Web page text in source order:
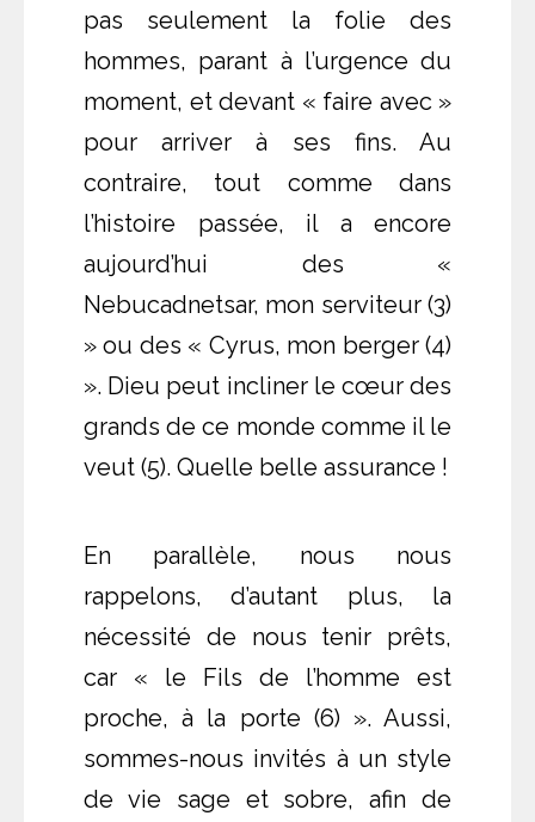
pas seulement la folie des
hommes, parant à l’urgence du
moment, et devant « faire avec »
pour arriver à ses fins. Au
contraire, tout comme dans
l’histoire passée, il a encore
aujourd’hui des «
Nebucadnetsar, mon serviteur (3)
» ou des « Cyrus, mon berger (4)
». Dieu peut incliner le cœur des
grands de ce monde comme il le
veut (5). Quelle belle assurance !
En parallèle, nous nous
rappelons, d’autant plus, la
nécessité de nous tenir prêts,
car « le Fils de l’homme est
proche, à la porte (6) ». Aussi,
sommes-nous invités à un style
de vie sage et sobre, afin de